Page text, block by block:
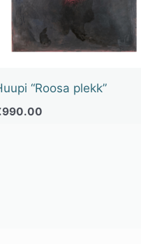
“Roosa plekk”
990.00